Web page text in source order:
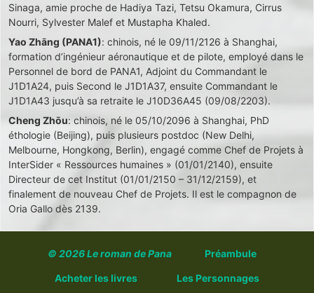
Sinaga, amie proche de Hadiya Tazi, Tetsu Okamura, Cirrus
Nourri, Sylvester Malef et Mustapha Khaled.
Yao Zhāng (PANA1): chinois, né le 09/11/2126 à Shanghai,
formation d’ingénieur aéronautique et de pilote, employé dans le
Personnel de bord de PANA1, Adjoint du Commandant le
J1D1A24, puis Second le J1D1A37, ensuite Commandant le
J1D1A43 jusqu’à sa retraite le J10D36A45 (09/08/2203).
Cheng Zhōu: chinois, né le 05/10/2096 à Shanghai, PhD
éthologie (Beijing), puis plusieurs postdoc (New Delhi,
Melbourne, Hongkong, Berlin), engagé comme Chef de Projets à
InterSider « Ressources humaines » (01/01/2140), ensuite
Directeur de cet Institut (01/01/2150 – 31/12/2159), et
finalement de nouveau Chef de Projets. Il est le compagnon de
Oria Gallo dès 2139.
© 2026Le roman de Pana Préambule
Acheter les livres Les Personnages